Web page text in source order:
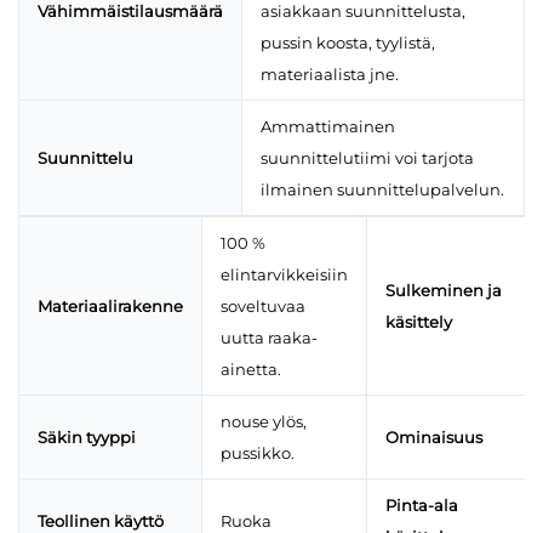
Vähimmäistilausmäärä
asiakkaan suunnittelusta,
pussin koosta, tyylistä,
materiaalista jne.
Suunnittelu
Ammattimainen
suunnittelutiimi voi tarjota
ilmainen suunnittelupalvelun.
Materiaalirakenne
100 %
elintarvikkeisiin
soveltuvaa
uutta raaka-
ainetta.
Sulkeminen ja
käsittely
Säkin tyyppi
nouse ylös,
pussikko.
Ominaisuus
Teollinen käyttö Ruoka
Pinta-ala